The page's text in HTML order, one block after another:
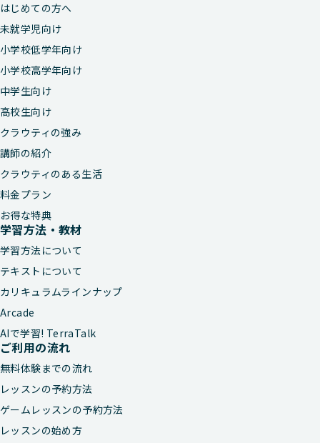
はじめての方へ
未就学児向け
小学校低学年向け
小学校高学年向け
中学生向け
高校生向け
クラウティの強み
講師の紹介
クラウティのある生活
料金プラン
お得な特典
学習方法・教材
学習方法について
テキストについて
カリキュラムラインナップ
Arcade
AIで学習! TerraTalk
ご利用の流れ
無料体験までの流れ
レッスンの予約方法
ゲームレッスンの予約方法
レッスンの始め方